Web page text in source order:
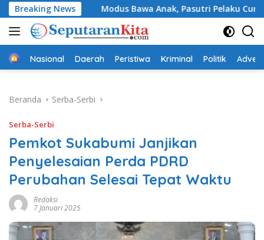
Langsung
ke
konten
Breaking NewsModus Bawa Anak, Pasutri Pelaku Curanmor di
Beranda
Nasional Daerah Peristiwa Kriminal Politik
Beranda Serba-Serbi
Serba-Serbi
Pemkot Sukabumi Janjikan
Penyelesaian Perda PDRD
Perubahan Selesai Tepat Waktu
Redaksi
7 Januari 2025